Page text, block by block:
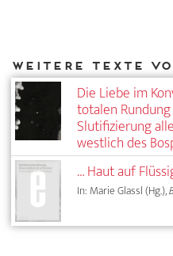
Die Liebe im
totalen
Slutifizierung
westlich des
… Haut auf
In: Marie Glassl (Hg.),